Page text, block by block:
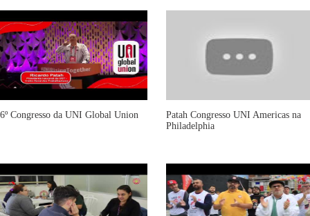
6º Congresso da UNI Global Union
Patah Congresso UNI Americas na
Philadelphia